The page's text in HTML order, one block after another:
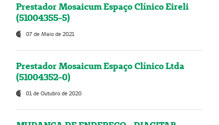
Prestador Mosaicum Espaço Clínico Eireli
(51004355-5)
07 de Maio de 2021
Prestador Mosaicum Espaço Clínico Ltda
(51004352-0)
01 de Outubro de 2020